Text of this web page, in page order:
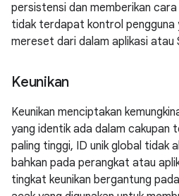
persistensi dan memberikan
tidak terdapat kontrol pengguna
mereset dari dalam aplikasi atau
Keunikan
Keunikan menciptakan
yang identik ada dalam cakupan
paling tinggi, ID unik global tidak
bahkan pada perangkat atau
tingkat keunikan bergantung